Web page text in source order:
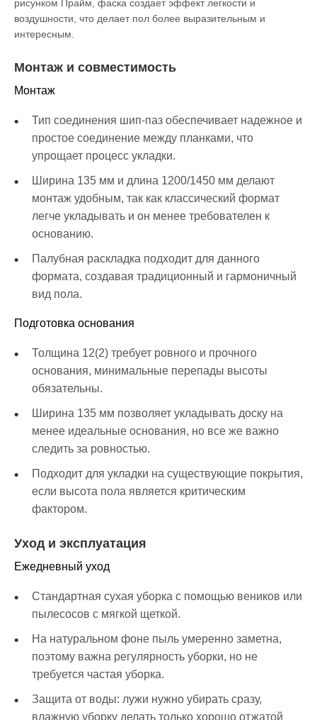
рисунком Прайм, фаска создает эффект легкости и
воздушности, что делает пол более выразительным и
интересным.
Монтаж и совместимость
Монтаж
Тип соединения шип-паз обеспечивает надежное и
простое соединение между планками, что
упрощает процесс укладки.
Ширина 135 мм и длина 1200/1450 мм делают
монтаж удобным, так как классический формат
легче укладывать и он менее требователен к
основанию.
Палубная раскладка подходит для данного
формата, создавая традиционный и гармоничный
вид пола.
Подготовка основания
Толщина 12(2) требует ровного и прочного
основания, минимальные перепады высоты
обязательны.
Ширина 135 мм позволяет укладывать доску на
менее идеальные основания, но все же важно
следить за ровностью.
Подходит для укладки на существующие покрытия,
если высота пола является критическим
фактором.
Уход и эксплуатация
Ежедневный уход
Стандартная сухая уборка с помощью веников или
пылесосов с мягкой щеткой.
На натуральном фоне пыль умеренно заметна,
поэтому важна регулярность уборки, но не
требуется частая уборка.
Защита от воды: лужи нужно убирать сразу,
влажную уборку делать только хорошо отжатой